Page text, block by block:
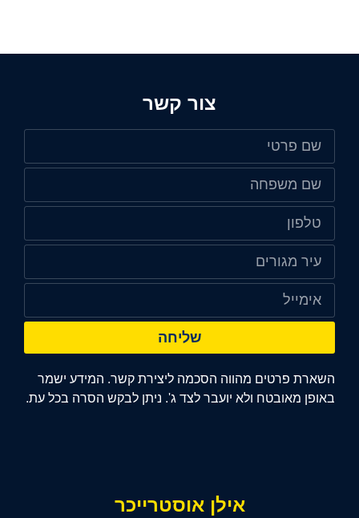
אילן אוסטרייכר
צור קשר
שליחה
השארת פרטים מהווה הסכמה ליצירת קשר. המידע ישמר
באופן מאובטח ולא יועבר לצד ג'. ניתן לבקש הסרה בכל עת.